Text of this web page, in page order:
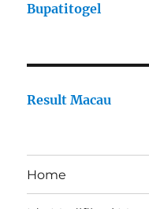
Bupatitogel
Result Macau
Home